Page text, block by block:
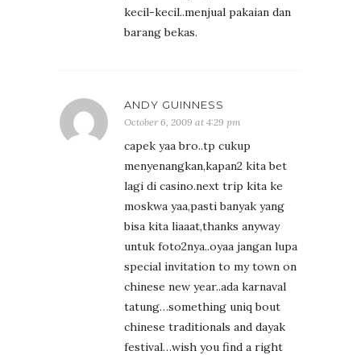
kecil-kecil..menjual pakaian dan
barang bekas.
ANDY GUINNESS
October 6, 2009 at 4:29 pm
capek yaa bro..tp cukup
menyenangkan,kapan2 kita bet
lagi di casino.next trip kita ke
moskwa yaa,pasti banyak yang
bisa kita liaaat,thanks anyway
untuk foto2nya..oyaa jangan lupa
special invitation to my town on
chinese new year..ada karnaval
tatung…something uniq bout
chinese traditionals and dayak
festival…wish you find a right